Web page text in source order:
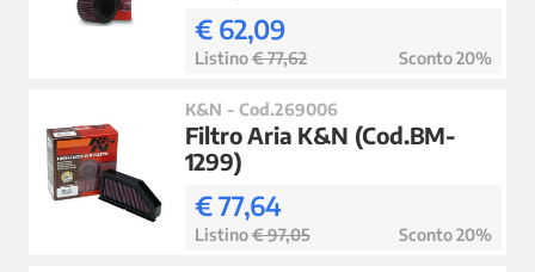
€ 62,09
Listino€ 77,62 Sconto 20%
K&N - Cod.269006
Filtro Aria K&N (Cod.BM-
1299)
€ 77,64
Listino€ 97,05 Sconto 20%